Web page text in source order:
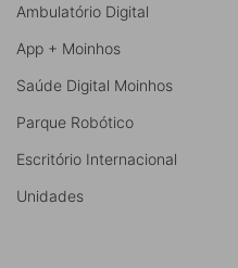
Ambulatório Digital
App + Moinhos
Saúde Digital Moinhos
Parque Robótico
Escritório Internacional
Unidades